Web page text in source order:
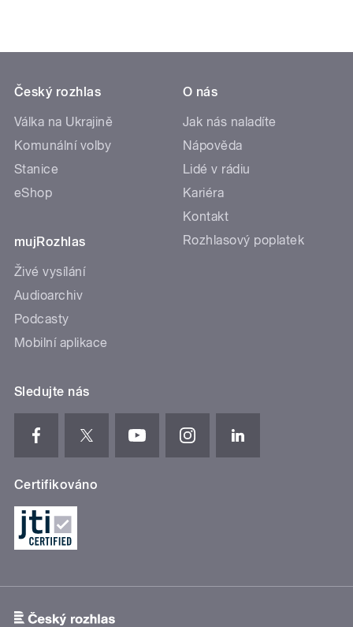
Český rozhlas
Válka na Ukrajině
Komunální volby
Stanice
eShop
mujRozhlas
Živé vysílání
Audioarchiv
Podcasty
Mobilní aplikace
O nás
Jak nás naladíte
Nápověda
Lidé v rádiu
Kariéra
Kontakt
Rozhlasový poplatek
Sledujte nás
Certifikováno